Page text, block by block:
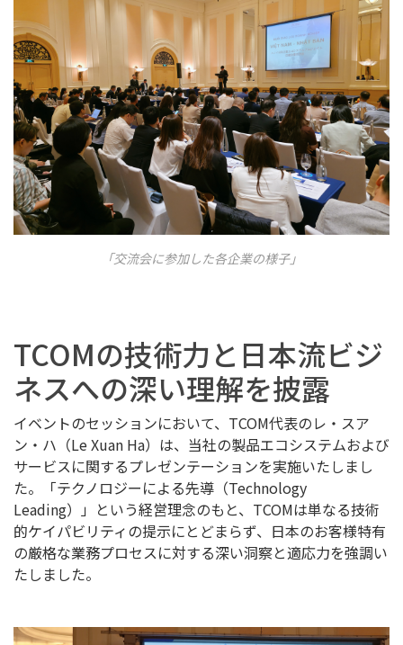
「交流会に参加した各企業の様子」
TCOMの技術力と日本流ビジ
ネスへの深い理解を披露
イベントのセッションにおいて、TCOM代表のレ・スア
ン・ハ（Le Xuan Ha）は、当社の製品エコシステムおよび
サービスに関するプレゼンテーションを実施いたしまし
た。「テクノロジーによる先導（Technology
Leading）」という経営理念のもと、TCOMは単なる技術
的ケイパビリティの提示にとどまらず、日本のお客様特有
の厳格な業務プロセスに対する深い洞察と適応力を強調い
たしました。